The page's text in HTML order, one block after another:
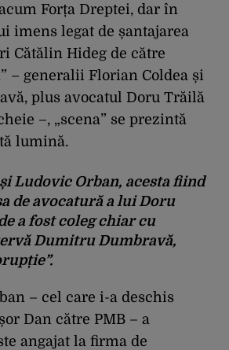
Forța Dreptei, dar în
imens legat de șantajarea
Cătălin Hideg de către
– generalii Florian Coldea și
plus avocatul Doru Trăilă
–, „scena” se prezintă
lumină.
Ludovic Orban, acesta fiind
de avocatură a lui Doru
a fost coleg chiar cu
Dumitru Dumbravă,
– cel care i-a deschis
Dan către PMB – a
angajat la firma de